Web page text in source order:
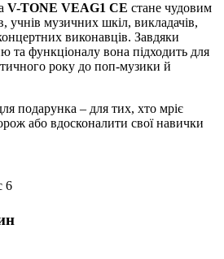
V-TONE VEAG1 CE стане чудовим
учнів музичних шкіл, викладачів,
виконавців. Завдяки
та функціоналу вона підходить для
року до поп-музики й
подарунка – для тих, хто мріє
або вдосконалити свої навички
6